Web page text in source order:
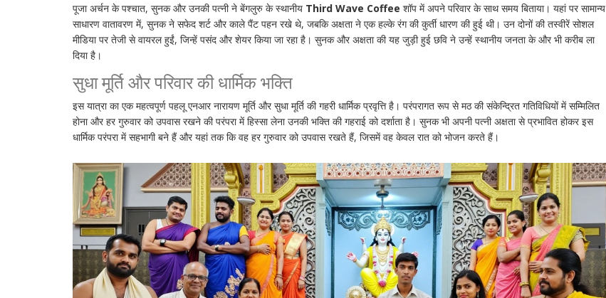
पूजा अर्चन के पश्चात, सुनक और उनकी पत्नी ने बेंगलुरु के स्थानीय Third Wave Coffee शॉप में अपने परिवार के साथ समय बिताया। यहां पर सामान्य
साधारण वातावरण में, सुनक ने सफेद शर्ट और काले पैंट पहन रखे थे, जबकि अक्षता ने एक हल्के रंग की कुर्ती धारण की हुई थी। उन दोनों की तस्वीरें सोशल
मीडिया पर तेजी से वायरल हुईं, जिन्हें पसंद और शेयर किया जा रहा है। सुनक और अक्षता की यह जुड़ी हुई छवि ने उन्हें स्थानीय जनता के और भी करीब ला
दिया है।
सुधा मूर्ति और परिवार की धार्मिक भक्ति
इस यात्रा का एक महत्वपूर्ण पहलू एनआर नारायण मूर्ति और सुधा मूर्ति की गहरी धार्मिक प्रवृत्ति है। परंपरागत रूप से मठ की संकेन्द्रित गतिविधियों में सम्मिलित
होना और हर गुरुवार को उपवास रखने की परंपरा में हिस्सा लेना उनकी भक्ति की गहराई को दर्शाता है। सुनक भी अपनी पत्नी अक्षता से प्रभावित होकर इस
धार्मिक परंपरा में सहभागी बने हैं और यहां तक कि वह हर गुरुवार को उपवास रखते हैं, जिसमें वह केवल रात को भोजन करते हैं।